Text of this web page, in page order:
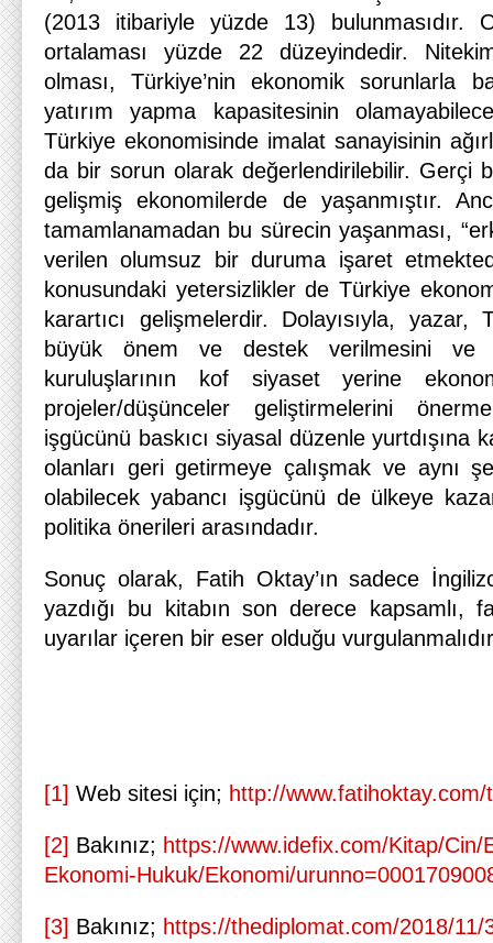
(2013 itibariyle yüzde 13) bulunmasıdır.
ortalaması yüzde 22 düzeyindedir.
olması, Türkiye’nin ekonomik sorunlarla
yatırım yapma kapasitesinin
Türkiye ekonomisinde imalat sanayisinin
da bir sorun olarak değerlendirilebilir. Gerçi
gelişmiş ekonomilerde de yaşanmıştır.
tamamlanamadan bu sürecin yaşanması,
verilen olumsuz bir duruma işaret
konusundaki yetersizlikler de Türkiye
karartıcı gelişmelerdir. Dolayısıyla, yazar,
büyük önem ve destek verilmesini ve
kuruluşlarının kof siyaset yerine
projeler/düşünceler geliştirmelerini
işgücünü baskıcı siyasal düzenle yurtdışına
olanları geri getirmeye çalışmak ve aynı
olabilecek yabancı işgücünü de ülkeye
politika önerileri arasındadır.
Sonuç olarak, Fatih Oktay’ın sadece
yazdığı bu kitabın son derece kapsamlı,
uyarılar içeren bir eser olduğu
[1] Web sitesi için; http://www.fatihoktay.com/
[2] Bakınız; https://www.idefix.com/Kitap/
Ekonomi-Hukuk/Ekonomi/
[3] Bakınız; https://thediplomat.com/2018/